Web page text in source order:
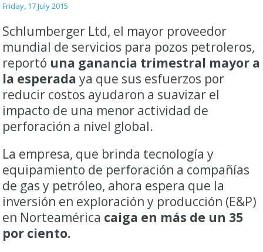
Friday, 17 July 2015
Schlumberger Ltd, el mayor proveedor
mundial de servicios para pozos petroleros,
reportó una ganancia trimestral mayor a
la esperada ya que sus esfuerzos por
reducir costos ayudaron a suavizar el
impacto de una menor actividad de
perforación a nivel global.
La empresa, que brinda tecnología y
equipamiento de perforación a compañías
de gas y petróleo, ahora espera que la
inversión en exploración y producción (E&P)
en Norteamérica caiga en más de un 35
por ciento.